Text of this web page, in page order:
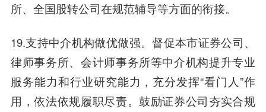
所、全国股转公司在规范辅导等方面的衔接。
19.支持中介机构做优做强。督促本市证券公司、
律师事务所、会计师事务所等中介机构提升专业
服务能力和行业研究能力，充分发挥“看门人”作
用，依法依规履职尽责。鼓励证券公司夯实合规